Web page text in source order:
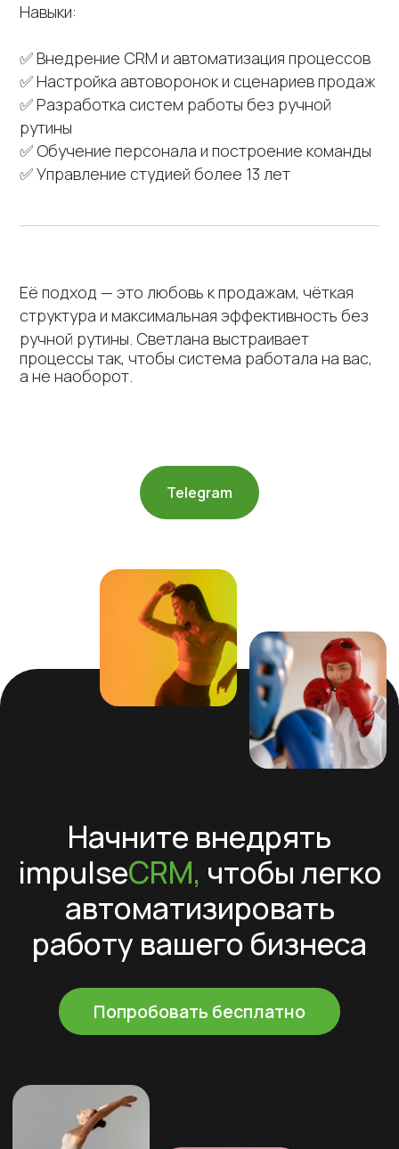
Навыки:
✅ Внедрение CRM и автоматизация процессов
✅ Настройка автоворонок и сценариев продаж
✅ Разработка систем работы без ручной
рутины
✅ Обучение персонала и построение команды
✅ Управление студией более 13 лет
Её подход — это любовь к продажам, чёткая
структура и максимальная эффективность без
ручной рутины.Светлана выстраивает
процессы так, чтобы система работала на вас,
а не наоборот.
Telegram
Начните внедрять
impulseCRM,чтобы легко
автоматизировать
работу вашего бизнеса
impulseCRM
Возможности Школы танцев
Фитнес-клубы
Фитнес-студии
Школы единоборств
О компании
Для тренеров
Для клиентов
СКУД
абонементов
Виджет расписания
Телефония
Аналитика